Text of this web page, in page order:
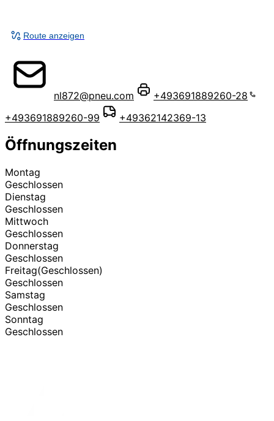
Route anzeigen
nl872@pneu.com
+493691889260-28
+493691889260-99
+49362142369-13
Öffnungszeiten
Montag
Geschlossen
Dienstag
Geschlossen
Mittwoch
Geschlossen
Donnerstag
Geschlossen
Freitag(Geschlossen)
Geschlossen
Samstag
Geschlossen
Sonntag
Geschlossen